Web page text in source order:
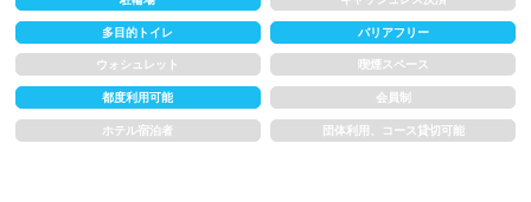
多目的トイレ バリアフリー
ウォシュレット 喫煙スペース
都度利用可能 会員制
ホテル宿泊者 団体利用、コース貸切可能
水以外の飲食禁止 タトゥー隠せばOK
歩行専用レーン レベル別コース分け